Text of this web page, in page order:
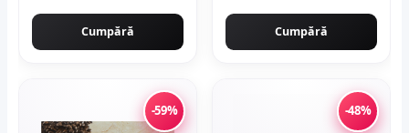
Cumpără Cumpără
-59% -48%